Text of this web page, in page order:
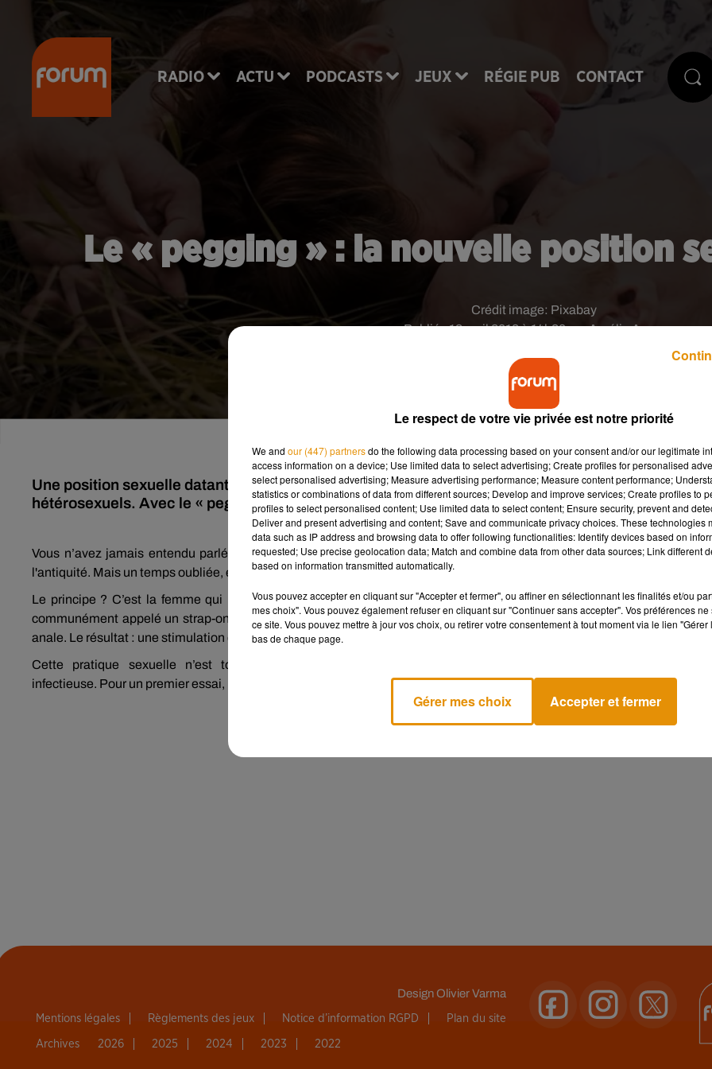
RADIO ACTU PODCASTS JEUX RÉGIE PUB CONTACT
Le « pegging » : la nouvelle position
Publié : 12 avril 2018 à 14h30 par Aurélie Amcn
Crédit image: Pixabay
Une position sexuelle datant de l'antiquité revient aujourd'hui à la mode chez les couples
hétérosexuels. Avec le « pegging », c'est en effet la femme qui prend le contrôle⬦ Mode d'emploi.
Vous n’avez jamais entendu parlé du « pegging » ? Cette tendance sexuelle ne date pourtant pas d’hier : elle vient
l'antiquité. Mais un temps oubliée, elle revient aujourd’hui à la mode pour le plus grand plaisir des hommes.
Le principe ? C’est la femme qui prend le contrôle et qui pénètre son partenaire à l’aide d’un godemiché-ceinture,
communément appelé un strap-on , ajusté à sa taille. De son côté, l’homme se détend et se prépare pour une
anale. Le résultat : une stimulation de la prostate et un orgasme plus intense pour ces messieurs.
Cette pratique sexuelle n’est toutefois pas sans risques puisque la sodomie peut s’avérer douloureuse et/
infectieuse. Pour un premier essai, messieurs, sextoysde petites tailles et un bon lubrifiant.
DesignOlivier Varma
Mentions légales Règlements des jeux Notice d’information RGPD Plan du site
Archives 2026 2025 2024 2023 2022
Le respect de votre vie privée est notre priorité
We and our (447) partnersdo the following data processing based on your consent and/or our legitimate
access information on a device; Use limited data to select advertising; Create profiles for personalised
select personalised advertising; Measure advertising performance; Measure content performance;
statistics or combinations of data from different sources; Develop and improve services; Create profiles to
profiles to select personalised content; Use limited data to select content; Ensure security, prevent and
Deliver and present advertising and content; Save and communicate privacy choices. These technologies
data such as IP address and browsing data to offer following functionalities: Identify devices based on
requested; Use precise geolocation data; Match and combine data from other data sources; Link different
based on information transmitted automatically.
Vous pouvez accepter en cliquant sur "Accepter et fermer", ou affiner en sélectionnant les finalités et/ou
mes choix". Vous pouvez également refuser en cliquant sur "Continuer sans accepter". Vos préférences
ce site. Vous pouvez mettre à jour vos choix, ou retirer votre consentement à tout moment via le lien
bas de chaque page.
Gérer mes choix Accepter et fermer